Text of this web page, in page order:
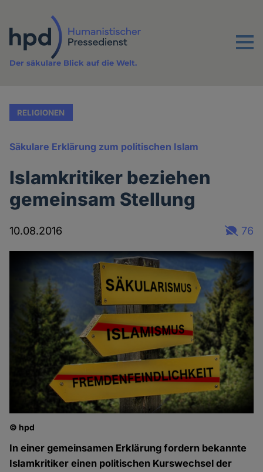
Inhalt
Menu
Der säkulare Blick auf die Welt.
RELIGIONEN
Säkulare Erklärung zum politischen Islam
Islamkritiker beziehen
gemeinsam Stellung
10.08.2016 76
© hpd
In einer gemeinsamen Erklärung fordern bekannte
Islamkritiker einen politischen Kurswechsel der